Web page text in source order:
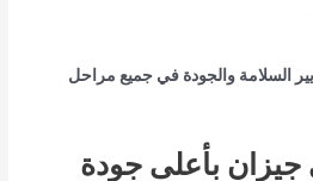
السلامة والجودة في جميع مراحل
بأعلى جودة